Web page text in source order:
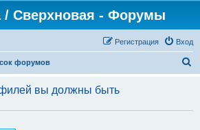
/ Сверхновая - Форумы
Вход
Регистрация
форумов
с
вы должны быть